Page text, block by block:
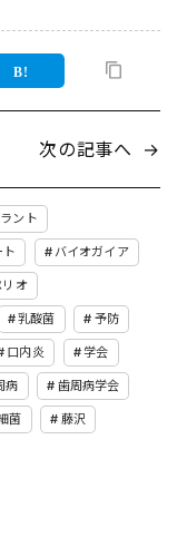
次の記事へ →
ント
バイオガイア
リオ
乳酸菌 予防
口内炎 学会
病 歯周病学会
菌 藤沢